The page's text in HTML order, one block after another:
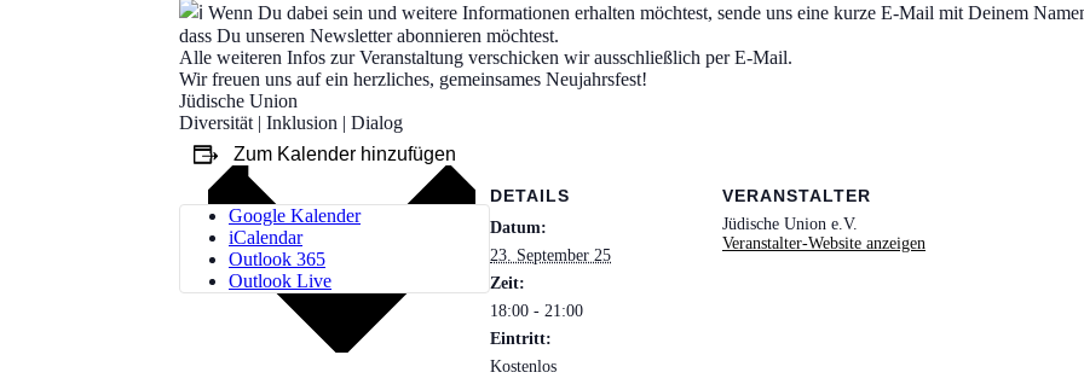
Wenn Du dabei sein und weitere Informationen erhalten möchtest, sende uns eine kurze E-Mail mit Deinem
dass Du unseren Newsletter abonnieren möchtest.
Alle weiteren Infos zur Veranstaltung verschicken wir ausschließlich per E-Mail.
Wir freuen uns auf ein herzliches, gemeinsames Neujahrsfest!
Jüdische Union
Diversität | Inklusion | Dialog
Zum Kalender hinzufügen
Google Kalender
iCalendar
Outlook 365
Outlook Live
DETAILS
Datum:
23. September 25
Zeit:
18:00 - 21:00
Eintritt:
Kostenlos
VERANSTALTER
Jüdische Union e.V.
Veranstalter-Website anzeigen